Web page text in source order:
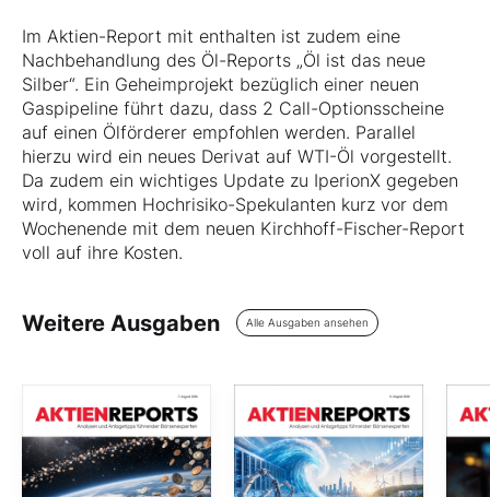
Im Aktien-Report mit enthalten ist zudem eine
Nachbehandlung des Öl-Reports „Öl ist das neue
Silber“. Ein Geheimprojekt bezüglich einer neuen
Gaspipeline führt dazu, dass 2 Call-Optionsscheine
auf einen Ölförderer empfohlen werden. Parallel
hierzu wird ein neues Derivat auf WTI-Öl vorgestellt.
Da zudem ein wichtiges Update zu IperionX gegeben
wird, kommen Hochrisiko-Spekulanten kurz vor dem
Wochenende mit dem neuen Kirchhoff-Fischer-Report
voll auf ihre Kosten.
Weitere Ausgaben Alle Ausgaben ansehen